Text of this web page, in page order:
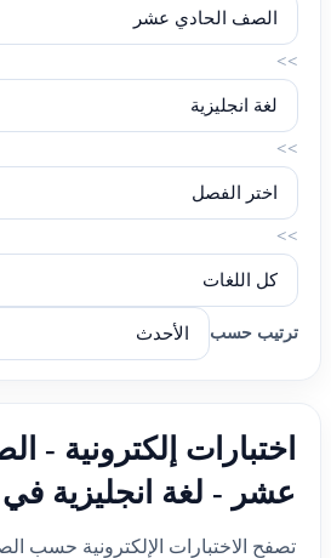
>>
>>
>>
ترتيب حسب
اختبارات إلكترونية -
عشر - لغة انجليزية
تصفح الاختبارات الإلكترونية حسب